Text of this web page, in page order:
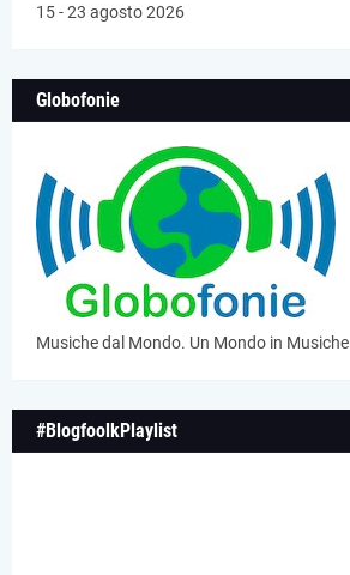
15 - 23 agosto 2026
Globofonie
Musiche dal Mondo. Un Mondo in Musiche
#BlogfoolkPlaylist